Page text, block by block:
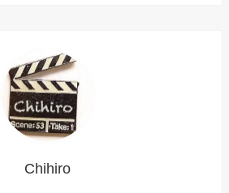
Chihiro